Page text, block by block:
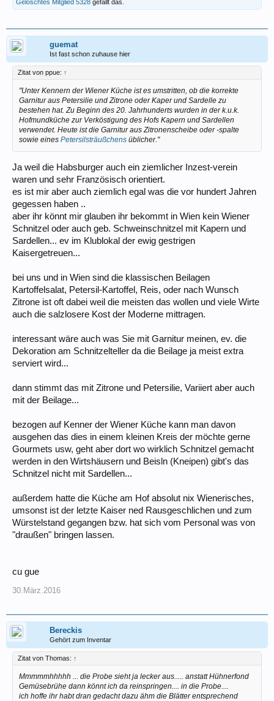
Gelöschtes Mitglied 5328 gefällt das.
guemat
Ist fast schon zuhause hier
Zitat von ppue: ↑
"Unter Kennern der Wiener Küche ist es umstritten, ob die korrekte
Garnitur aus Petersilie und Zitrone oder Kaper und Sardelle zu
bestehen hat. Zu Beginn des 20. Jahrhunderts wurden in der k.u.k.
Hofmundküche zur Verköstigung des Hofs Kapern und Sardellen
verwendet. Heute ist die Garnitur aus Zitronenscheibe oder -spalte
sowie eines Petersilsträußchens üblicher."
Ja weil die Habsburger auch ein ziemlicher Inzest-verein
waren und sehr Französisch orientiert.
es ist mir aber auch ziemlich egal was die vor hundert Jahren
gegessen haben ..
aber ihr könnt mir glauben ihr bekommt in Wien kein Wiener
Schnitzel oder auch geb. Schweinschnitzel mit Kapern und
Sardellen... ev im Klublokal der ewig gestrigen
Kaisergetreuen...
bei uns und in Wien sind die klassischen Beilagen
Kartoffelsalat, Petersil-Kartoffel, Reis, oder nach Wunsch
Zitrone ist oft dabei weil die meisten das wollen und viele Wirte
auch die salzlosere Kost der Moderne mittragen.
interessant wäre auch was Sie mit Garnitur meinen, ev. die
Dekoration am Schnitzelteller da die Beilage ja meist extra
serviert wird...
dann stimmt das mit Zitrone und Petersilie, Variiert aber auch
mit der Beilage...
bezogen auf Kenner der Wiener Küche kann man davon
ausgehen das dies in einem kleinen Kreis der möchte gerne
Gourmets usw, geht aber dort wo wirklich Schnitzel gemacht
werden in den Wirtshäusern und Beisln (Kneipen) gibt's das
Schnitzel nicht mit Sardellen...
außerdem hatte die Küche am Hof absolut nix Wienerisches,
umsonst ist der letzte Kaiser ned Rausgeschlichen und zum
Würstelstand gegangen bzw. hat sich vom Personal was von
"draußen" bringen lassen.
cu gue
30.März.2016
Bereckis
Gehört zum Inventar
Zitat von Thomas: ↑
Mmmmmhhhhh ... die Probe sieht ja lecker aus..... anstatt Hühnerfond
Gemüsebrühe dann könnt ich da reinspringen.... in die Probe....
ich hoffe ihr habt dran gedacht dazu ähm die Blätter entsprechend